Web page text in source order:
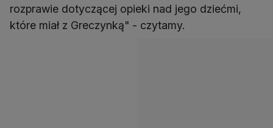
rozprawie dotyczącej opieki nad jego dziećmi,
które miał z Greczynką" - czytamy.